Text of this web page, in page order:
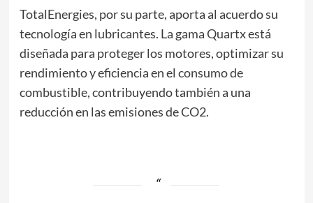
TotalEnergies, por su parte, aporta al acuerdo su
tecnología en lubricantes. La gama Quartx está
diseñada para proteger los motores, optimizar su
rendimiento y eficiencia en el consumo de
combustible, contribuyendo también a una
reducción en las emisiones de CO2.